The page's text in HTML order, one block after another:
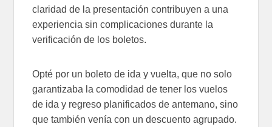
claridad de la presentación contribuyen a una
experiencia sin complicaciones durante la
verificación de los boletos.
Opté por un boleto de ida y vuelta, que no solo
garantizaba la comodidad de tener los vuelos
de ida y regreso planificados de antemano, sino
que también venía con un descuento agrupado.